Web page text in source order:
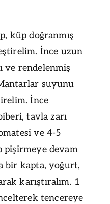
küp doğranmış
İnce uzun
ve rendelenmiş
suyunu
İnce
tavla zarı
ve 4-5
pişirmeye devam
bir kapta, yoğurt,
karıştıralım. 1
tencereye